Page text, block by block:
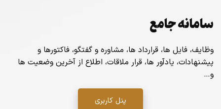
سامانه جامع
وظایف، فایل ها، قرارداد ها، مشاوره و گفتگو، فاکتورها و
پیشنهادات، یادآور ها، قرار ملاقات، اطلاع از آخرین وضعیت ها
و…
پنل کاربری